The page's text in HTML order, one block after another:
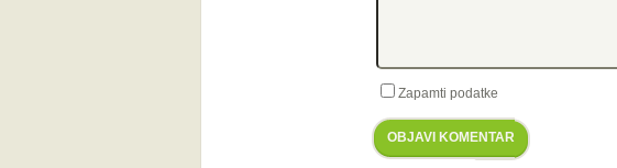
Zapamti podatke
OBJAVI KOMENTAR